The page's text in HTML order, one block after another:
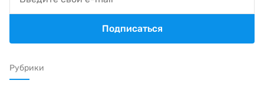
Рубрики
Подписаться